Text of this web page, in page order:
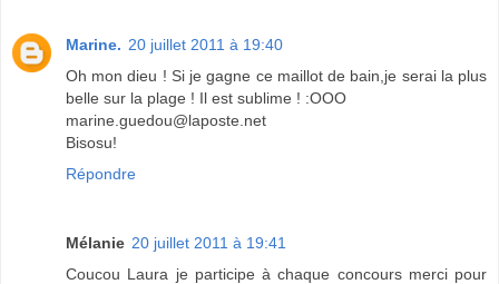
Marine. 20 juillet 2011 à 19:40
Oh mon dieu ! Si je gagne ce maillot de bain,je serai la plus
belle sur la plage ! Il est sublime ! :OOO
marine.guedou@laposte.net
Bisosu!
Répondre
Mélanie 20 juillet 2011 à 19:41
Coucou Laura je participe à chaque concours merci pour